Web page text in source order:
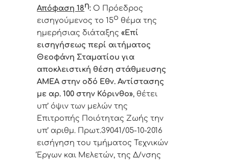
Απόφαση 18η: Ο Πρόεδρος
εισηγούμενος το 15ο θέμα της
ημερήσιας διάταξης«Επί
εισηγήσεως περί αιτήματος
Θεοφάνη Σταματίου για
αποκλειστική θέση στάθμευσης
ΑΜΕΑ στην οδό Εθν. Αντίστασης
με αρ. 100 στην Κόρινθο», θέτει
υπ’ όψιν των μελών της
Επιτροπής Ποιότητας Ζωής την
υπ’ αριθμ. Πρωτ.39041/05-10-2016
εισήγηση του τμήματος Τεχνικών
Έργων και Μελετών, της Δ/νσης